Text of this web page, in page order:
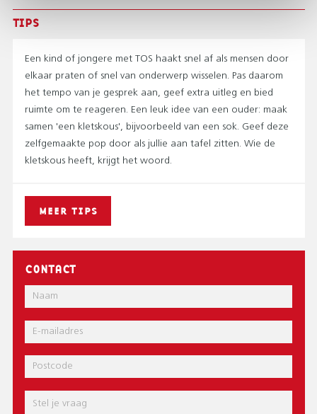
TIPS
Een kind of jongere met TOS haakt snel af als mensen door
elkaar praten of snel van onderwerp wisselen. Pas daarom
het tempo van je gesprek aan, geef extra uitleg en bied
ruimte om te reageren. Een leuk idee van een ouder: maak
samen 'een kletskous', bijvoorbeeld van een sok. Geef deze
zelfgemaakte pop door als jullie aan tafel zitten. Wie de
kletskous heeft, krijgt het woord.
MEER TIPS
CONTACT
Naam
E-
mail
Postcode
Bericht